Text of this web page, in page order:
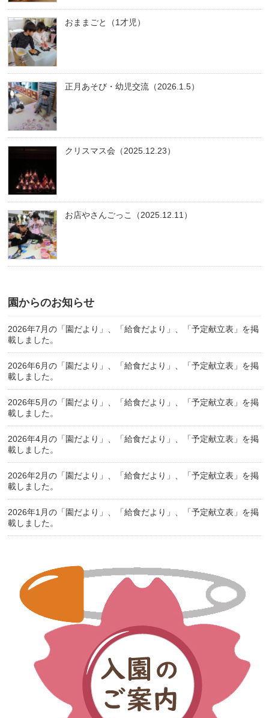
おままごと（1才児）
正月あそび・幼児交流（2026.1.5）
クリスマス会（2025.12.23）
お店やさんごっこ（2025.12.11）
園からのお知らせ
2026年7月の「園だより」、「給食だより」、「予定献立表」を掲
載しました。
2026年6月の「園だより」、「給食だより」、「予定献立表」を掲
載しました。
2026年5月の「園だより」、「給食だより」、「予定献立表」を掲
載しました。
2026年4月の「園だより」、「給食だより」、「予定献立表」を掲
載しました。
2026年2月の「園だより」、「給食だより」、「予定献立表」を掲
載しました。
2026年1月の「園だより」、「給食だより」、「予定献立表」を掲
載しました。